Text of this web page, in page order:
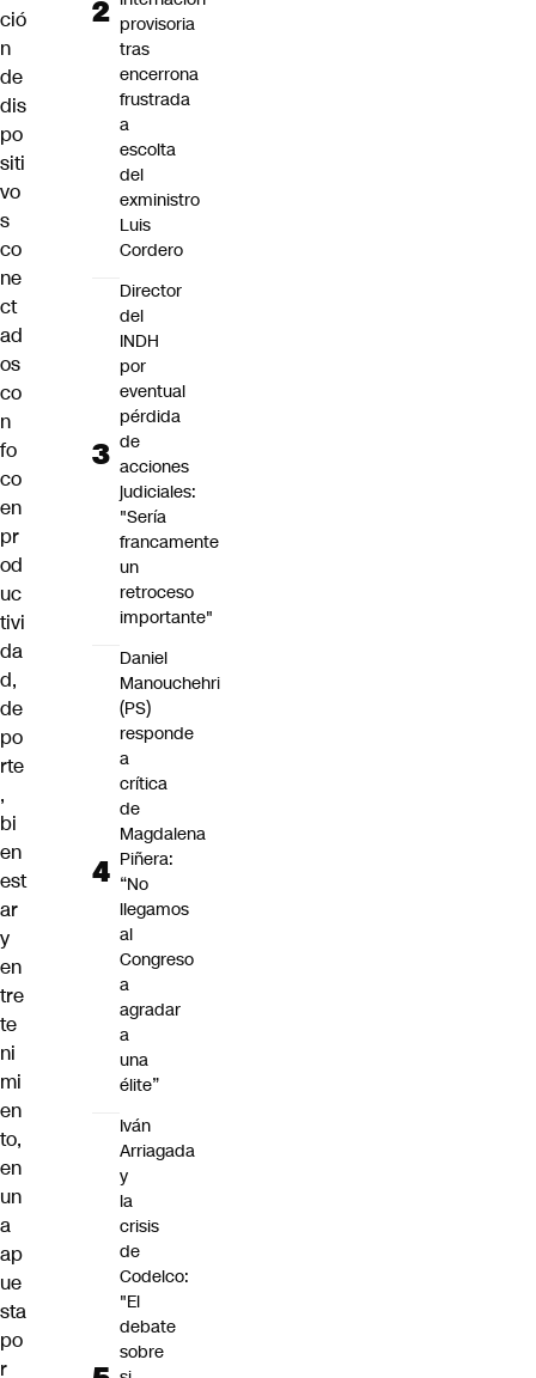
ció
n
de
dis
po
siti
vo
s
co
ne
ct
ad
os
co
n
fo
co
en
pr
od
uc
tivi
da
d,
de
po
rte
,
bi
en
est
ar
y
en
tre
te
ni
mi
en
to,
en
un
a
ap
ue
sta
po
r
provisoria
tras
encerrona
frustrada
a
escolta
del
exministro
Luis
Cordero
Director
del
INDH
por
eventual
pérdida
de
acciones
judiciales:
"Sería
francamente
un
retroceso
importante"
Daniel
Manouchehri
(PS)
responde
a
crítica
de
Magdalena
Piñera:
“No
llegamos
al
Congreso
a
agradar
a
una
élite”
Iván
Arriagada
y
la
crisis
de
Codelco:
"El
debate
sobre